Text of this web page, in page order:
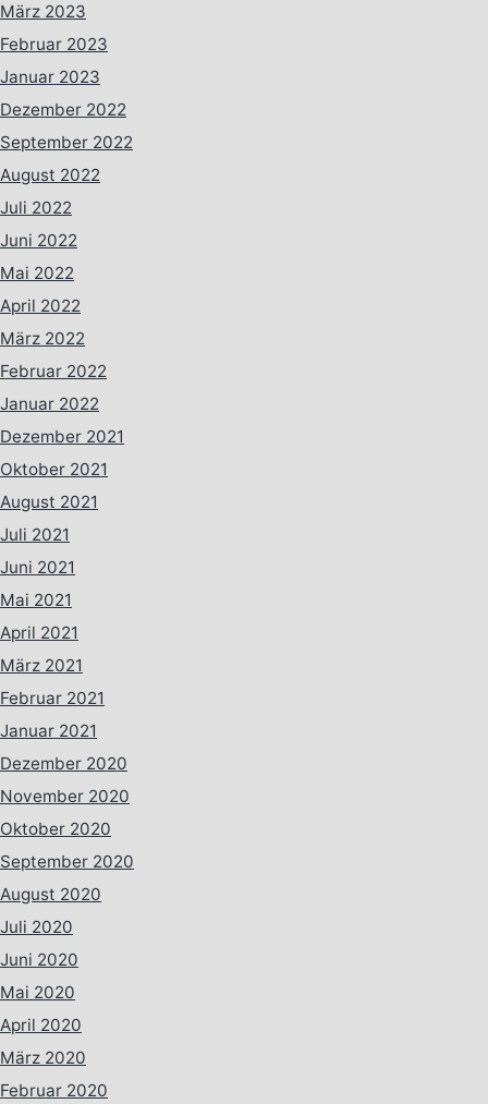
März 2023
Februar 2023
Januar 2023
Dezember 2022
September 2022
August 2022
Juli 2022
Juni 2022
Mai 2022
April 2022
März 2022
Februar 2022
Januar 2022
Dezember 2021
Oktober 2021
August 2021
Juli 2021
Juni 2021
Mai 2021
April 2021
März 2021
Februar 2021
Januar 2021
Dezember 2020
November 2020
Oktober 2020
September 2020
August 2020
Juli 2020
Juni 2020
Mai 2020
April 2020
März 2020
Februar 2020